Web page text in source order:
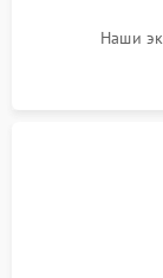
Наши